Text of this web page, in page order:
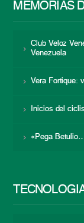
MEMORIAS
Club Veloz
Venezuela
Vera Fortique:
Inicios del
«Pega